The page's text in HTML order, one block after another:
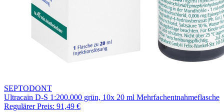
SEPTODONT
Ultracain D-S 1:200.000 grün, 10x 20 ml Mehrfachentnahmeflasche
Regulärer Preis: 91,49 €